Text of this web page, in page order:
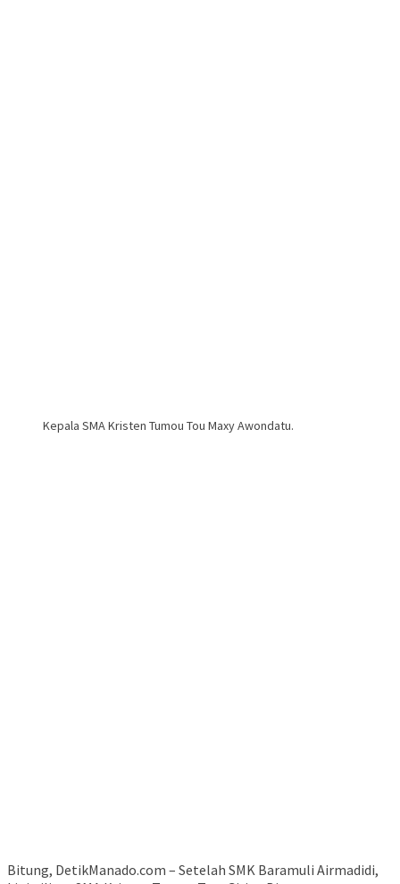
Kepala SMA Kristen Tumou Tou Maxy Awondatu.
Bitung, DetikManado.com – Setelah SMK Baramuli Airmadidi,